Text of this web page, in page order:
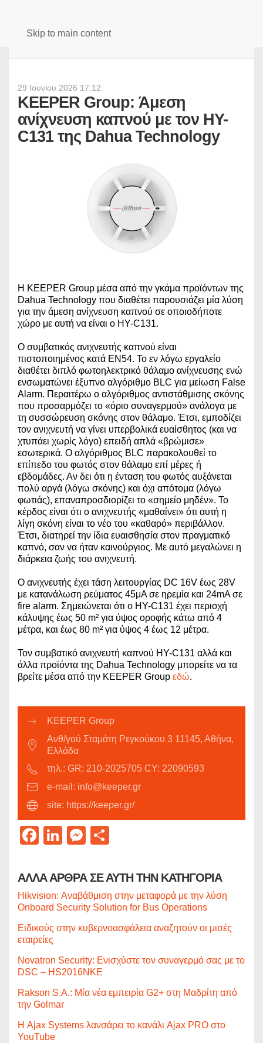
Skip to main content
29 Ιουνίου 2026 17:12
KEEPER Group: Άμεση
ανίχνευση καπνού με τον HY-
C131 της Dahua Technology
Η KEEPER Group μέσα από την γκάμα προϊόντων της
Dahua Technology που διαθέτει παρουσιάζει μία λύση
για την άμεση ανίχνευση καπνού σε οποιοδήποτε
χώρο με αυτή να είναι ο HY-C131.
Ο συμβατικός ανιχνευτής καπνού είναι
πιστοποιημένος κατά EN54. Το εν λόγω εργαλείο
διαθέτει διπλό φωτοηλεκτρικό θάλαμο ανίχνευσης ενώ
ενσωματώνει έξυπνο αλγόριθμο BLC για μείωση False
Alarm. Περαιτέρω ο αλγόριθμος αντιστάθμισης σκόνης
που προσαρμόζει το «όριο συναγερμού» ανάλογα με
τη συσσώρευση σκόνης στον θάλαμο. Έτσι, εμποδίζει
τον ανιχνευτή να γίνει υπερβολικά ευαίσθητος (και να
χτυπάει χωρίς λόγο) επειδή απλά «βρώμισε»
εσωτερικά. Ο αλγόριθμος BLC παρακολουθεί το
επίπεδο του φωτός στον θάλαμο επί μέρες ή
εβδομάδες. Αν δει ότι η ένταση του φωτός αυξάνεται
πολύ αργά (λόγω σκόνης) και όχι απότομα (λόγω
φωτιάς), επαναπροσδιορίζει το «σημείο μηδέν». Το
κέρδος είναι ότι ο ανιχνευτής «μαθαίνει» ότι αυτή η
λίγη σκόνη είναι το νέο του «καθαρό» περιβάλλον.
Έτσι, διατηρεί την ίδια ευαισθησία στον πραγματικό
καπνό, σαν να ήταν καινούργιος. Με αυτό μεγαλώνει η
διάρκεια ζωής του ανιχνευτή.
Ο ανιχνευτής έχει τάση λειτουργίας DC 16V έως 28V
με κατανάλωση ρεύματος 45μA σε ηρεμία και 24mA σε
fire alarm. Σημειώνεται ότι ο HY-C131 έχει περιοχή
κάλυψης έως 50 m² για ύψος οροφής κάτω από 4
μέτρα, και έως 80 m² για ύψος 4 έως 12 μέτρα.
Τον συμβατικό ανιχνευτή καπνού HY-C131 αλλά και
άλλα προϊόντα της Dahua Technology μπορείτε να τα
βρείτε μέσα από την KEEPER Group εδώ.
KEEPER Group
Ανθ/γού Σταμάτη Ρεγκούκου 3 11145, Αθήνα,
Ελλάδα
τηλ.: GR: 210-2025705 CY: 22090593
e-mail: info@keeper.gr
site: https://keeper.gr/
Facebook
LinkedIn
Messenger
ΑΛΛΑ ΑΡΘΡΑ ΣΕ ΑΥΤΗ ΤΗΝ ΚΑΤΗΓΟΡΙΑ
Hikvision: Αναβάθμιση στην μεταφορά με την λύση
Onboard Security Solution for Bus Operations
Ειδικούς στην κυβερνοασφάλεια αναζητούν οι μισές
εταιρείες
Novatron Security: Ενισχύστε τον συναγερμό σας με το
DSC – HS2016NKE
Rakson S.A.: Μία νέα εμπειρία G2+ στη Μαδρίτη από
την Golmar
Η Ajax Systems λανσάρει το κανάλι Ajax PRO στο
YouTube